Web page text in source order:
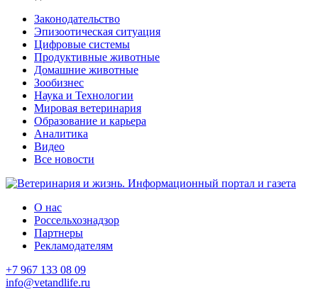
Законодательство
Эпизоотическая ситуация
Цифровые системы
Продуктивные животные
Домашние животные
Зообизнес
Наука и Технологии
Мировая ветеринария
Образование и карьера
Аналитика
Видео
Все новости
О нас
Россельхознадзор
Партнеры
Рекламодателям
+7 967 133 08 09
info@vetandlife.ru